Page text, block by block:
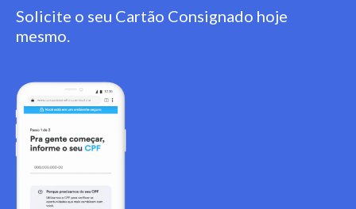
Solicite o seu Cartão Consignado hoje
mesmo.